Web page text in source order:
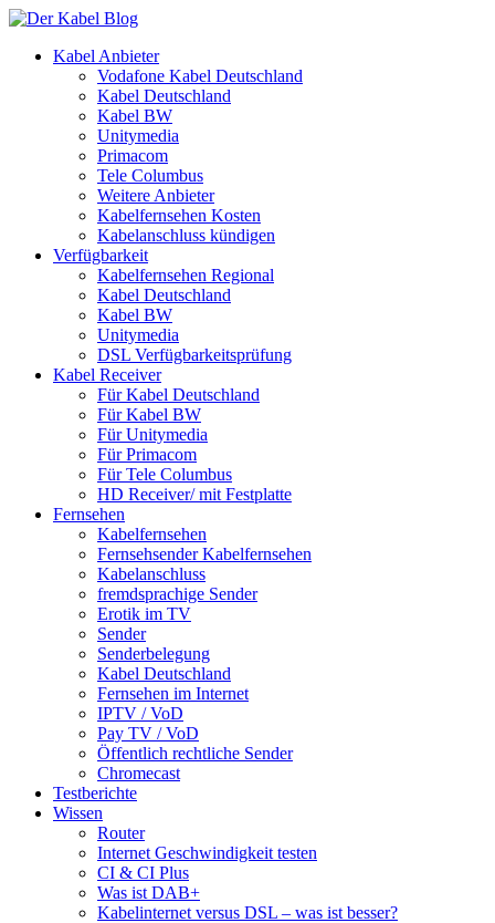
Kabel Anbieter
Vodafone Kabel Deutschland
Kabel Deutschland
Kabel BW
Unitymedia
Primacom
Tele Columbus
Weitere Anbieter
Kabelfernsehen Kosten
Kabelanschluss kündigen
Verfügbarkeit
Kabelfernsehen Regional
Kabel Deutschland
Kabel BW
Unitymedia
DSL Verfügbarkeitsprüfung
Kabel Receiver
Für Kabel Deutschland
Für Kabel BW
Für Unitymedia
Für Primacom
Für Tele Columbus
HD Receiver/ mit Festplatte
Fernsehen
Kabelfernsehen
Fernsehsender Kabelfernsehen
Kabelanschluss
fremdsprachige Sender
Erotik im TV
Sender
Senderbelegung
Kabel Deutschland
Fernsehen im Internet
IPTV / VoD
Pay TV / VoD
Öffentlich rechtliche Sender
Chromecast
Testberichte
Wissen
Router
Internet Geschwindigkeit testen
CI & CI Plus
Was ist DAB+
Kabelinternet versus DSL – was ist besser?